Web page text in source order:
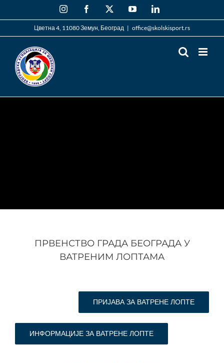
InstagramFacebook YouTubeLinkedIn
Цветна 4, 11080 Земун, Београд | office@skolskisport.rs
ПРВЕНСТВО ГРАДА БЕОГРАДА У
ВАТРЕНИМ ЛОПТАМА
ПРИЈАВА ЗА ВАТРЕНЕ ЛОПТЕ
ИНФОРМАЦИЈЕ ЗА ВАТРЕНЕ ЛОПТЕ